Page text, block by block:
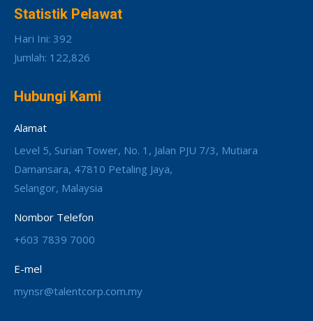
Statistik Pelawat
Hari Ini: 392
Jumlah: 122,826
Hubungi Kami
Alamat
Level 5, Surian Tower, No. 1, Jalan PJU 7/3, Mutiara
Damansara, 47810 Petaling Jaya,
Selangor, Malaysia
Nombor Telefon
+603 7839 7000
E-mel
mynsr@talentcorp.com.my